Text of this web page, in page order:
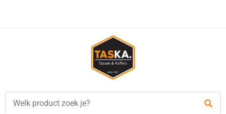
besteld, is vandaag verzonden!